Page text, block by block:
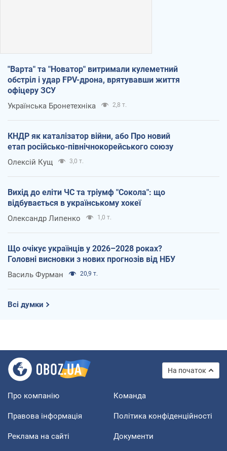
"Варта" та "Новатор" витримали кулеметний
обстріл і удар FPV-дрона, врятувавши життя
офіцеру ЗСУ
Українська Бронетехніка 2,8 т.
КНДР як каталізатор війни, або Про новий
етап російсько-північнокорейського союзу
Олексій Кущ 3,0 т.
Вихід до еліти ЧС та тріумф "Сокола": що
відбувається в українському хокеї
Олександр Липенко 1,0 т.
Що очікує українців у 2026–2028 роках?
Головні висновки з нових прогнозів від НБУ
Василь Фурман 20,9 т.
Всі думки
На початок
Про компанію Команда
Правова інформація Політика конфіденційності
Реклама на сайті Документи